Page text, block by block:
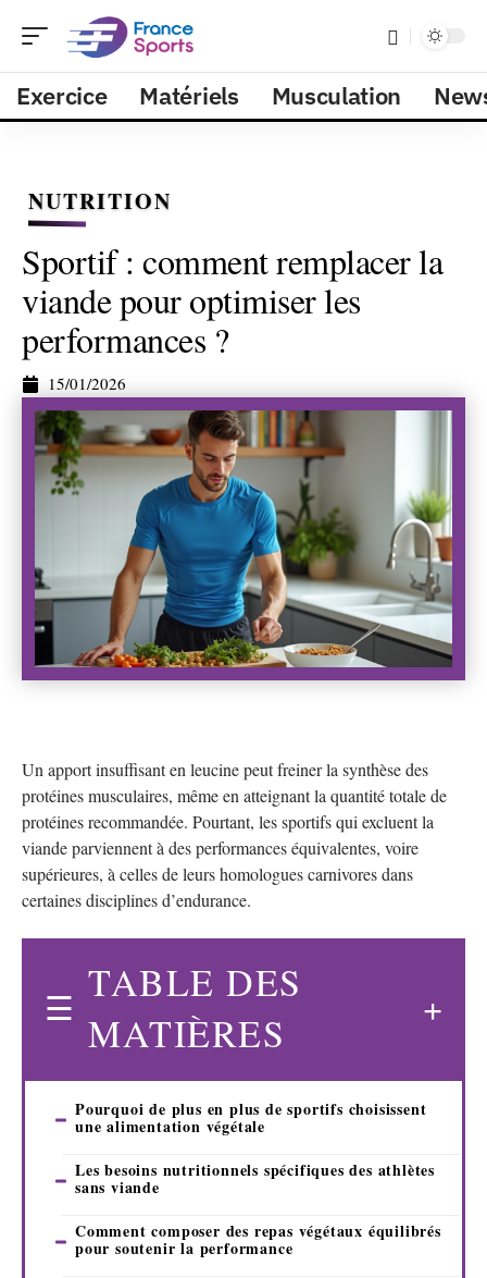
Exercice Matériels Musculation
NUTRITION
Sportif : comment remplacer la
viande pour optimiser les
performances ?
15/01/2026
Un apport insuffisant en leucine peut freiner la synthèse des
protéines musculaires, même en atteignant la quantité totale de
protéines recommandée. Pourtant, les sportifs qui excluent la
viande parviennent à des performances équivalentes, voire
supérieures, à celles de leurs homologues carnivores dans
certaines disciplines d’endurance.
TABLE DES
MATIÈRES
Pourquoi de plus en plus de sportifs choisissent
une alimentation végétale
Les besoins nutritionnels spécifiques des athlètes
sans viande
Comment composer des repas végétaux équilibrés
pour soutenir la performance